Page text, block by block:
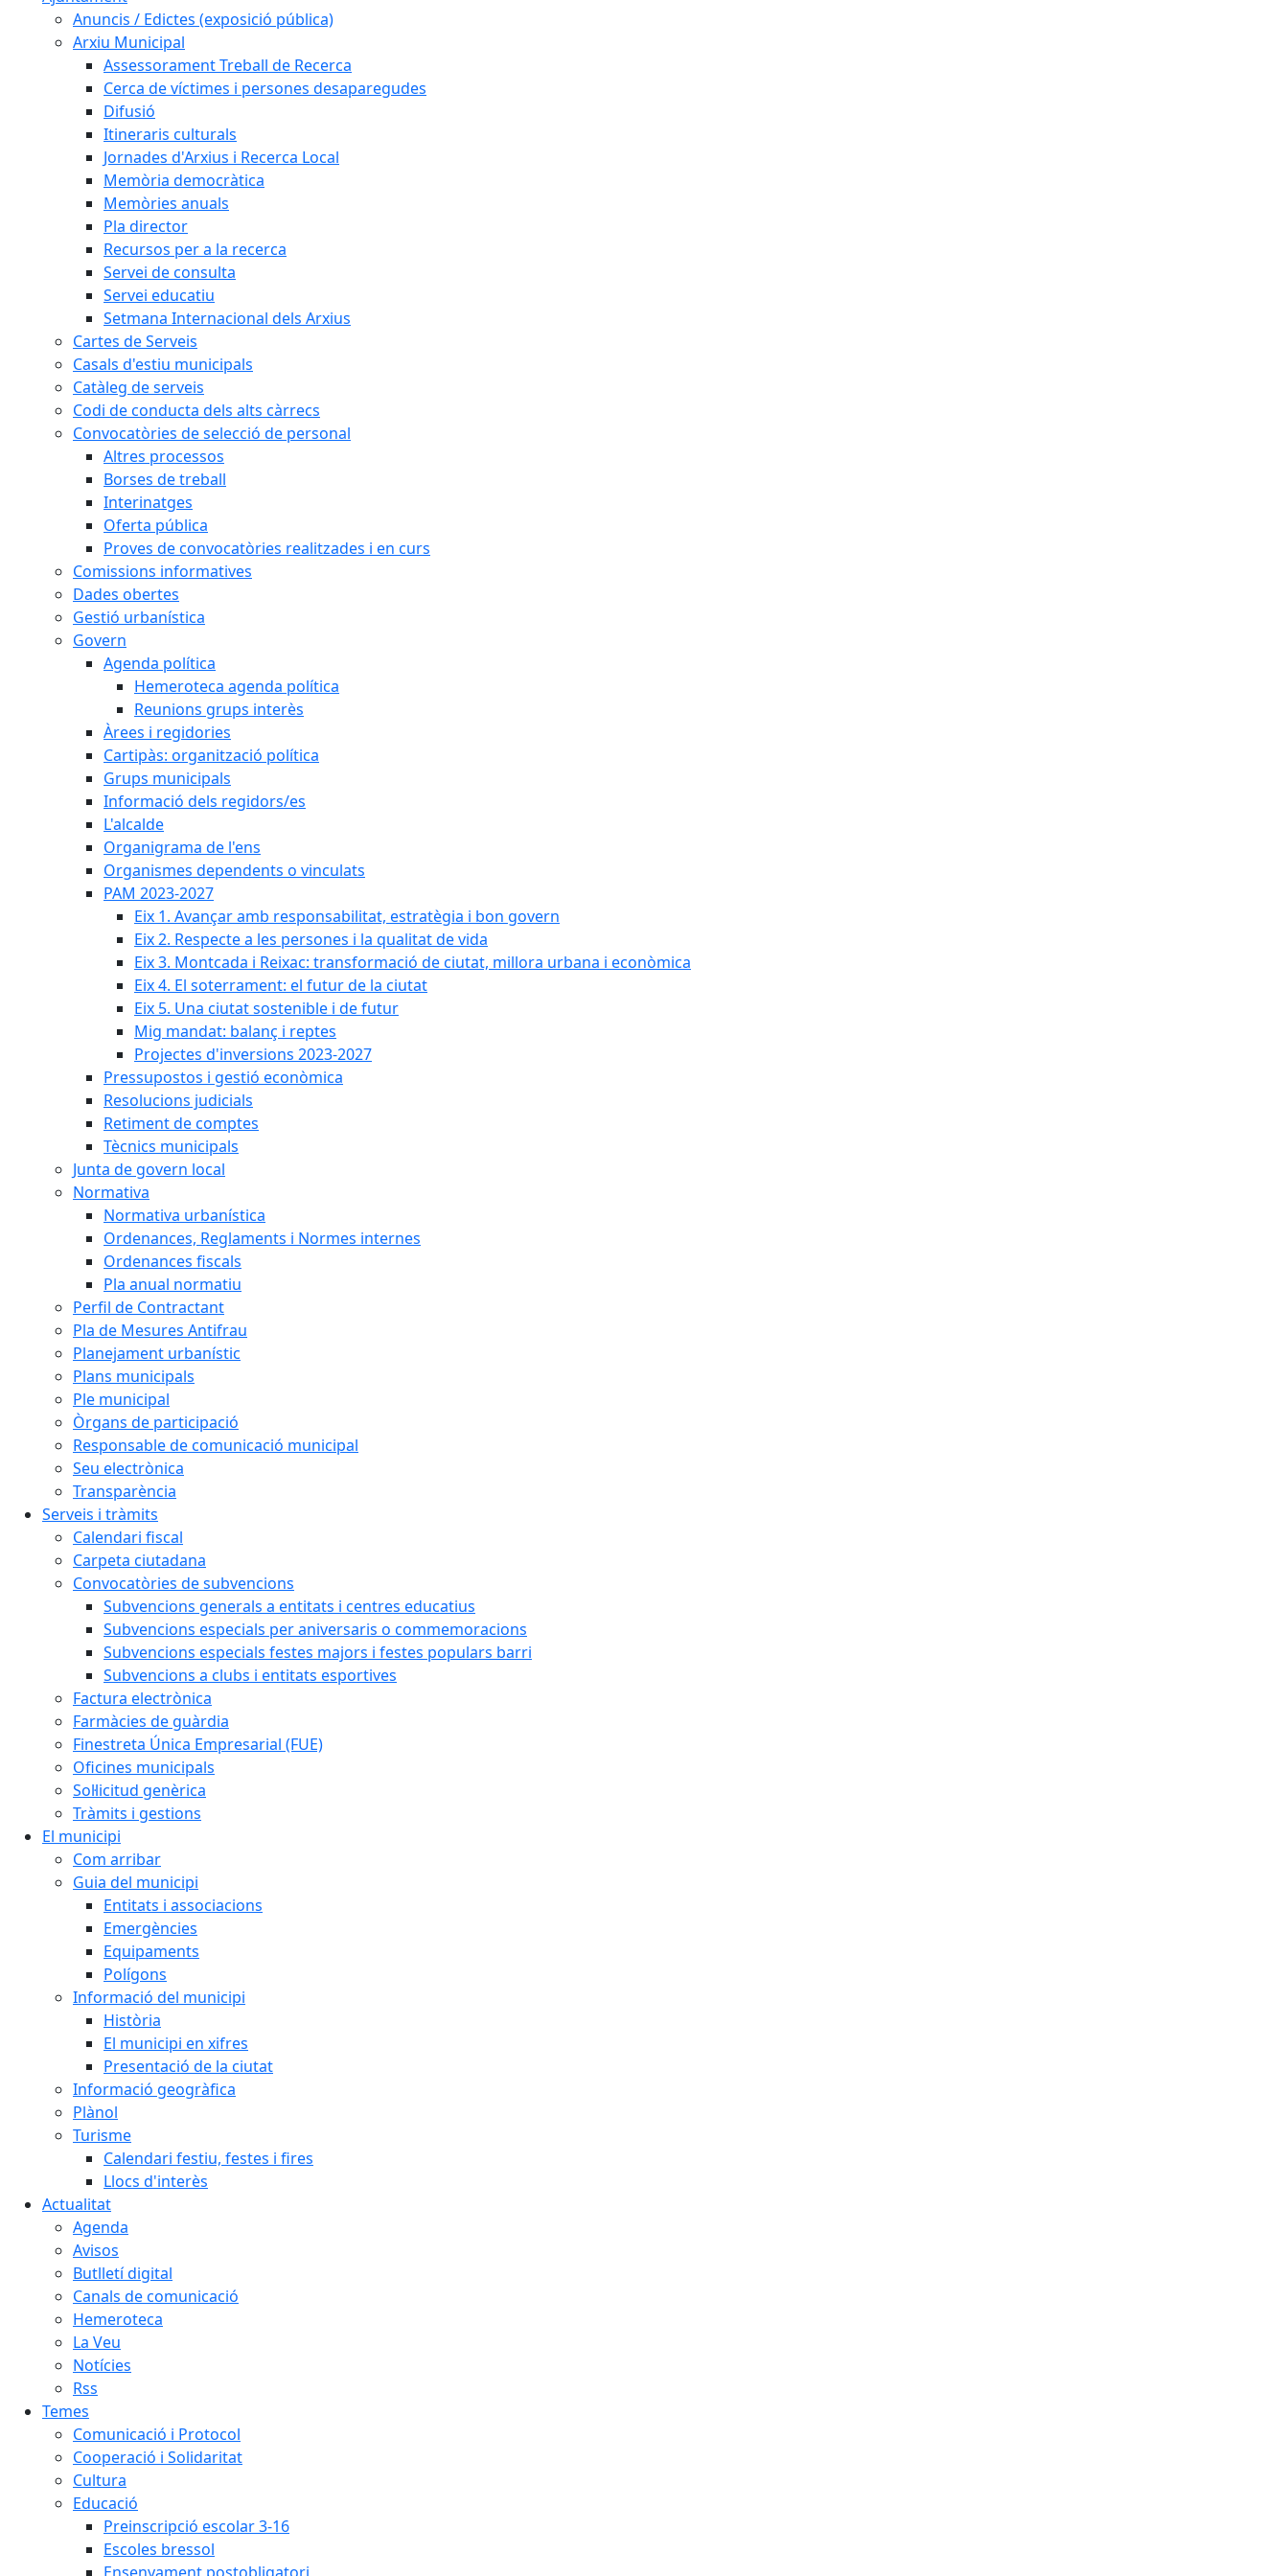
Anuncis / Edictes (exposició pública)
Arxiu Municipal
Assessorament Treball de Recerca
Cerca de víctimes i persones desaparegudes
Difusió
Itineraris culturals
Jornades d'Arxius i Recerca Local
Memòria democràtica
Memòries anuals
Pla director
Recursos per a la recerca
Servei de consulta
Servei educatiu
Setmana Internacional dels Arxius
Cartes de Serveis
Casals d'estiu municipals
Catàleg de serveis
Codi de conducta dels alts càrrecs
Convocatòries de selecció de personal
Altres processos
Borses de treball
Interinatges
Oferta pública
Proves de convocatòries realitzades i en curs
Comissions informatives
Dades obertes
Gestió urbanística
Govern
Agenda política
Hemeroteca agenda política
Reunions grups interès
Àrees i regidories
Cartipàs: organització política
Grups municipals
Informació dels regidors/es
L'alcalde
Organigrama de l'ens
Organismes dependents o vinculats
PAM 2023-2027
Eix 1. Avançar amb responsabilitat, estratègia i bon govern
Eix 2. Respecte a les persones i la qualitat de vida
Eix 3. Montcada i Reixac: transformació de ciutat, millora urbana i econòmica
Eix 4. El soterrament: el futur de la ciutat
Eix 5. Una ciutat sostenible i de futur
Mig mandat: balanç i reptes
Projectes d'inversions 2023-2027
Pressupostos i gestió econòmica
Resolucions judicials
Retiment de comptes
Tècnics municipals
Junta de govern local
Normativa
Normativa urbanística
Ordenances, Reglaments i Normes internes
Ordenances fiscals
Pla anual normatiu
Perfil de Contractant
Pla de Mesures Antifrau
Planejament urbanístic
Plans municipals
Ple municipal
Òrgans de participació
Responsable de comunicació municipal
Seu electrònica
Transparència
Serveis i tràmits
Calendari fiscal
Carpeta ciutadana
Convocatòries de subvencions
Subvencions generals a entitats i centres educatius
Subvencions especials per aniversaris o commemoracions
Subvencions especials festes majors i festes populars barri
Subvencions a clubs i entitats esportives
Factura electrònica
Farmàcies de guàrdia
Finestreta Única Empresarial (FUE)
Oficines municipals
Sol·licitud genèrica
Tràmits i gestions
El municipi
Com arribar
Guia del municipi
Entitats i associacions
Emergències
Equipaments
Polígons
Informació del municipi
Història
El municipi en xifres
Presentació de la ciutat
Informació geogràfica
Plànol
Turisme
Calendari festiu, festes i fires
Llocs d'interès
Actualitat
Agenda
Avisos
Butlletí digital
Canals de comunicació
Hemeroteca
La Veu
Notícies
Rss
Temes
Comunicació i Protocol
Cooperació i Solidaritat
Cultura
Educació
Preinscripció escolar 3-16
Escoles bressol